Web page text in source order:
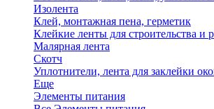
Изолента
Клей, монтажная пена, герметик
Клейкие ленты для строительства и
Малярная лента
Скотч
Уплотнители, лента для заклейки
Еще
Элементы питания